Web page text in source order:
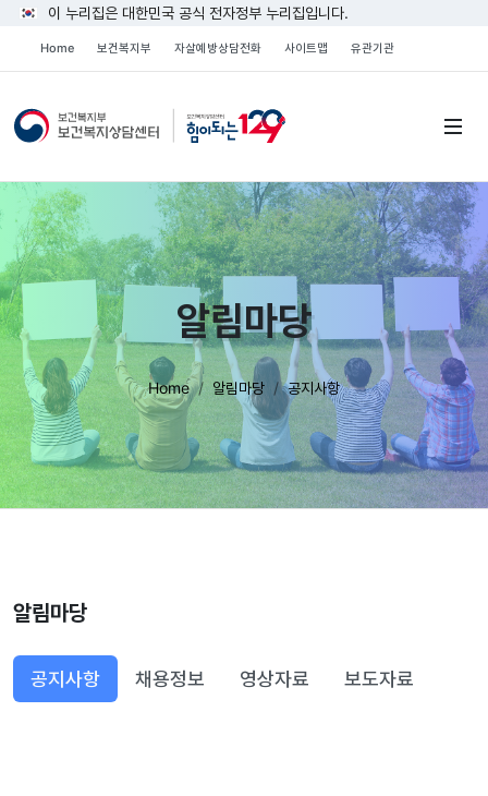
이 누리집은 대한민국 공식 전자정부 누리집입니다.
Home 보건복지부 자살예방상담전화 사이트맵 유관기관
알림마당
Home 알림마당 공지사항
알림마당
공지사항 채용정보 영상자료 보도자료